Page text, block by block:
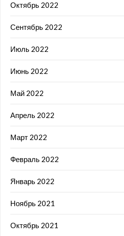
Октябрь 2022
Сентябрь 2022
Июль 2022
Июнь 2022
Май 2022
Апрель 2022
Март 2022
Февраль 2022
Январь 2022
Ноябрь 2021
Октябрь 2021